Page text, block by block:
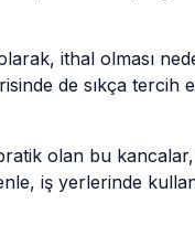
ithal olması
de sıkça tercih
olan bu
iş yerlerinde